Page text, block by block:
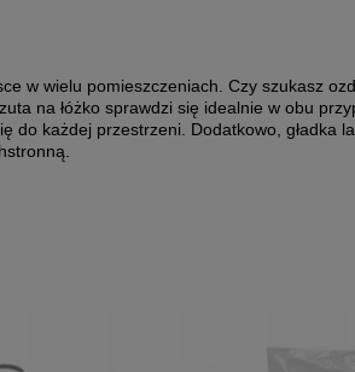
w wielu pomieszczeniach. Czy szukasz
na łóżko sprawdzi się idealnie w obu
do każdej przestrzeni. Dodatkowo, gładka